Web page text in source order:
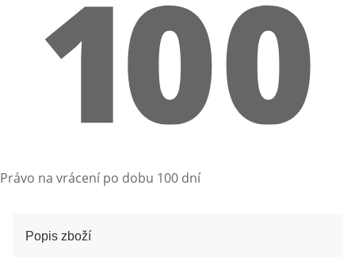
Právo na vrácení po dobu 100 dní
Popis zboží